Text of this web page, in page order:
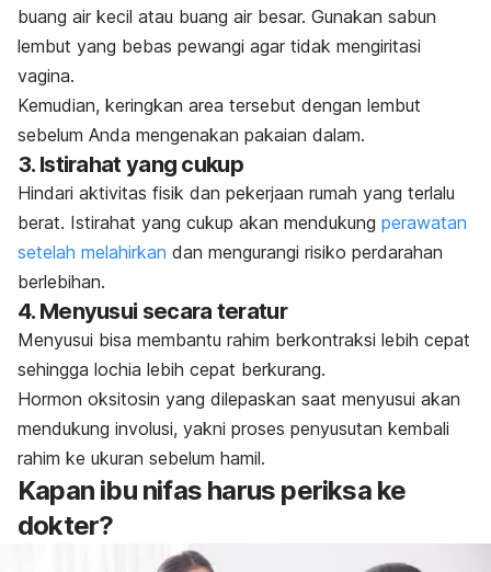
buang air kecil atau buang air besar. Gunakan sabun
lembut yang bebas pewangi agar tidak mengiritasi
vagina.
Kemudian, keringkan area tersebut dengan lembut
sebelum Anda mengenakan pakaian dalam.
3. Istirahat yang cukup
Hindari aktivitas fisik dan pekerjaan rumah yang terlalu
berat. Istirahat yang cukup akan mendukung perawatan
setelah melahirkan dan mengurangi risiko perdarahan
berlebihan.
4. Menyusui secara teratur
Menyusui bisa membantu rahim berkontraksi lebih cepat
sehingga lochia lebih cepat berkurang.
Hormon oksitosin yang dilepaskan saat menyusui akan
mendukung involusi, yakni proses penyusutan kembali
rahim ke ukuran sebelum hamil.
Kapan ibu nifas harus periksa ke
dokter?